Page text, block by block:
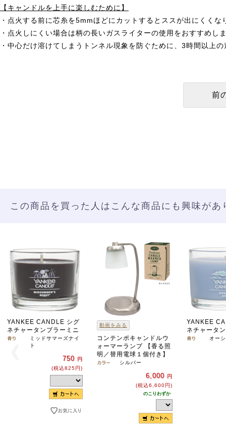
【キャンドルを上手に楽しむために】
・点火する前に芯糸を5mmほどにカットするとススが出にくくな
・点火しにくい場合は柄の長いガスライターの使用をおすすめし
・中心だけ溶けてしまうトンネル現象を防ぐために、3時間以上
この商品を買った人はこんな商品にも興味があ
YANKEE CANDLE シグ
ネチャータンブラーミニ
ミッドサマーズナイ
ト
750 円
(税込825円)
動画をみる
コンテンポキャンドルウ
ォーマーランプ 【香る照
明／替用電球１個付き】
シルバー
6,000 円
(税込6,600円)
のこりわずか
YANKEE
ネチャータ
オー